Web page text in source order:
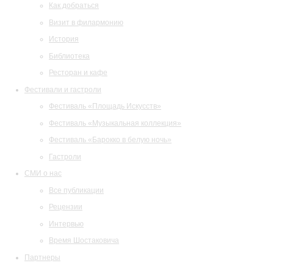
Как добраться
Визит в филармонию
История
Библиотека
Ресторан и кафе
Фестивали и гастроли
Фестиваль «Площадь Искусств»
Фестиваль «Музыкальная коллекция»
Фестиваль «Барокко в белую ночь»
Гастроли
СМИ о нас
Все публикации
Рецензии
Интервью
Время Шостаковича
Партнеры